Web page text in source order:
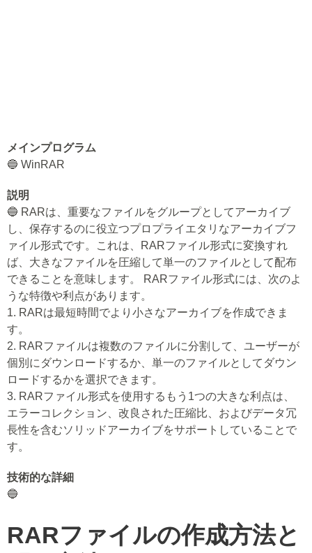
メインプログラム
🔵 WinRAR
説明
🔵 RARは、重要なファイルをグループとしてアーカイブ
し、保存するのに役立つプロプライエタリなアーカイブフ
ァイル形式です。これは、RARファイル形式に変換すれ
ば、大きなファイルを圧縮して単一のファイルとして配布
できることを意味します。 RARファイル形式には、次のよ
うな特徴や利点があります。
1. RARは最短時間でより小さなアーカイブを作成できま
す。
2. RARファイルは複数のファイルに分割して、ユーザーが
個別にダウンロードするか、単一のファイルとしてダウン
ロードするかを選択できます。
3. RARファイル形式を使用するもう1つの大きな利点は、
エラーコレクション、改良された圧縮比、およびデータ冗
長性を含むソリッドアーカイブをサポートしていることで
す。
技術的な詳細
🔵
RARファイルの作成方法と